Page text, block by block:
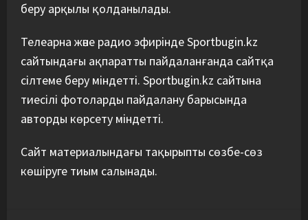
беру арқылы қолданылады.
Телеарна және радио эфирінде Sportbugin.kz
сайтындағы ақпаратты пайдаланғанда сайтқа
сілтеме беру міндетті. Sportbugin.kz сайтына
тиесілі фотоларды пайдалану барысында
авторды көрсету міндетті.
Сайт материалындағы тақырыпты сөзбе-сөз
көшіруге тиым салынады.